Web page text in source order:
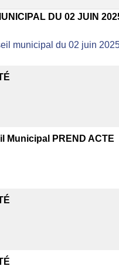
DU 02 JUIN
municipal du 02 juin
Municipal PREND ACTE